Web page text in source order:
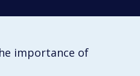
importance of